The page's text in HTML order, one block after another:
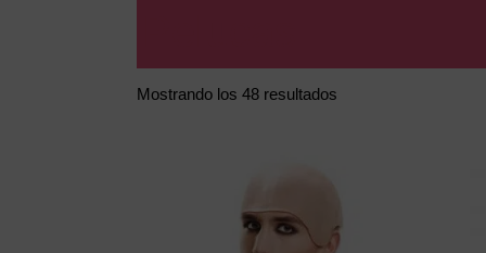
Mostrando los 48 resultados